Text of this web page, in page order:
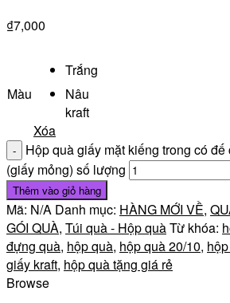
₫7,000
Màu
Trắng
Nâu
kraft
Xóa
Hộp quà giấy mặt kiếng trong có
(giấy mỏng) số lượng
Thêm vào giỏ hàng
Mã: N/A Danh mục: HÀNG MỚI VỀ,
GÓI QUÀ, Túi quà - Hộp quàTừ khóa:
đựng quà, hộp quà, hộp quà 20/10,
giấy kraft, hộp quà tặng giá rẻ
Browse